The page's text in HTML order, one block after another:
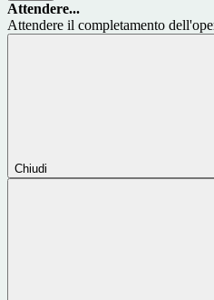
Attendere...
Attendere il completamento
Chiudi